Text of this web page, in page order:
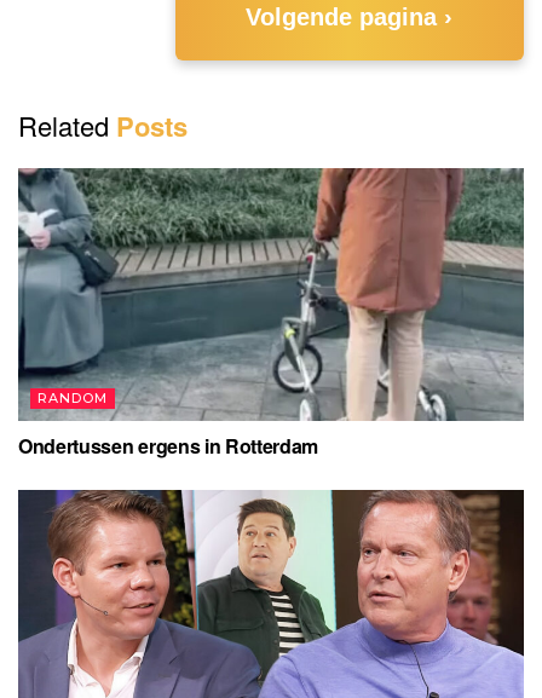
Volgende pagina ›
Related Posts
RANDOM
Ondertussen ergens in Rotterdam